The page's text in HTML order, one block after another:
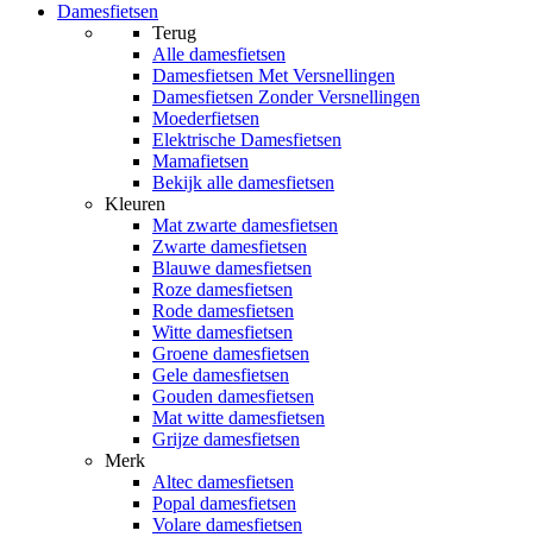
Damesfietsen
Terug
Alle damesfietsen
Damesfietsen Met Versnellingen
Damesfietsen Zonder Versnellingen
Moederfietsen
Elektrische Damesfietsen
Mamafietsen
Bekijk alle damesfietsen
Kleuren
Mat zwarte damesfietsen
Zwarte damesfietsen
Blauwe damesfietsen
Roze damesfietsen
Rode damesfietsen
Witte damesfietsen
Groene damesfietsen
Gele damesfietsen
Gouden damesfietsen
Mat witte damesfietsen
Grijze damesfietsen
Merk
Altec damesfietsen
Popal damesfietsen
Volare damesfietsen